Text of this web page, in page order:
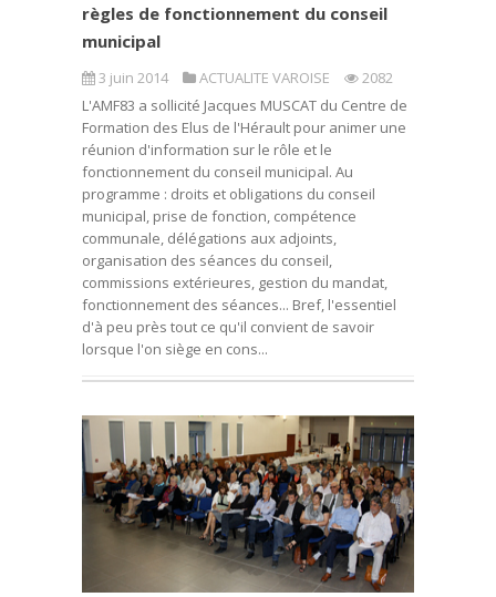
règles de fonctionnement du conseil
municipal
3 juin 2014 ACTUALITE VAROISE
2082
L'AMF83 a sollicité Jacques MUSCAT du Centre de
Formation des Elus de l'Hérault pour animer une
réunion d'information sur le rôle et le
fonctionnement du conseil municipal. Au
programme : droits et obligations du conseil
municipal, prise de fonction, compétence
communale, délégations aux adjoints,
organisation des séances du conseil,
commissions extérieures, gestion du mandat,
fonctionnement des séances... Bref, l'essentiel
d'à peu près tout ce qu'il convient de savoir
lorsque l'on siège en cons...